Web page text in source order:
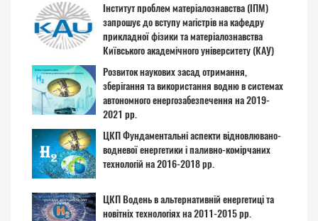
Інститут проблем матеріалознавства (ІПМ)
запрошує до вступу магістрів на кафедру
прикладної фізики та матеріалознавства
Київського академічного університету (КАУ)
Розвиток наукових засад отримання,
зберігання та використання водню в системах
автономного енергозабезпечення на 2019-
2021 рр.
ЦКП Фундаментальні аспекти відновлювано-
водневої енергетики і паливно-комірчаних
технологій на 2016-2018 рр.
ЦКП Водень в альтернативній енергетиці та
новітніх технологіях на 2011-2015 рр.